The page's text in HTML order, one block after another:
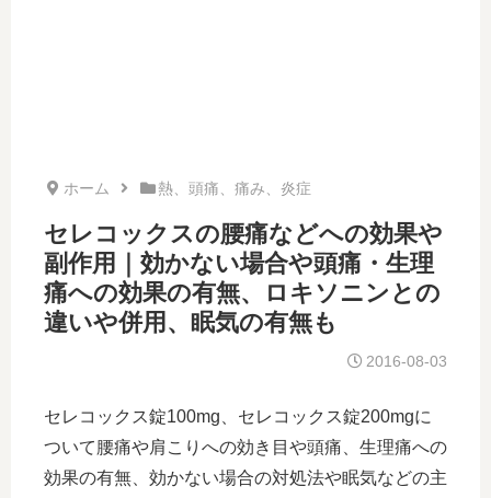
ホーム 熱、頭痛、痛み、炎症
セレコックスの腰痛などへの効果や
副作用｜効かない場合や頭痛・生理
痛への効果の有無、ロキソニンとの
違いや併用、眠気の有無も
2016-08-03
セレコックス錠100mg、セレコックス錠200mgに
ついて腰痛や肩こりへの効き目や頭痛、生理痛への
効果の有無、効かない場合の対処法や眠気などの主